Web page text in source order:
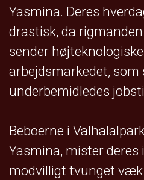
Yasmina. Deres
drastisk, da
sender
arbejdsmarkedet,
underbemidledes
Beboerne i
Yasmina, mister
modvilligt tvunget